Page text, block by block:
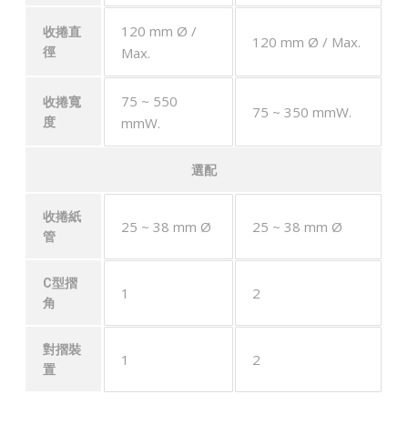
收捲直
徑
120 mm Ø /
Max.
120 mm Ø / Max.
收捲寬
度
75 ~ 550
mmW.
75 ~ 350 mmW.
選配
收捲紙
管
25 ~ 38 mm Ø 25 ~ 38 mm Ø
C型摺
角
1 2
對摺裝
置
1 2